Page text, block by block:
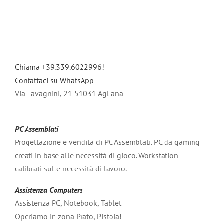
Chiama +39.339.6022996!
Contattaci su WhatsApp
Via Lavagnini, 21 51031 Agliana
PC Assemblati
Progettazione e vendita di PC Assemblati. PC da gaming
creati in base alle necessità di gioco. Workstation
calibrati sulle necessità di lavoro.
Assistenza Computers
Assistenza PC, Notebook, Tablet
Operiamo in zona Prato, Pistoia!